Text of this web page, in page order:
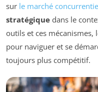
sur le marché
stratégique dans le
outils et ces mécanismes,
pour naviguer et se
toujours plus compétitif.